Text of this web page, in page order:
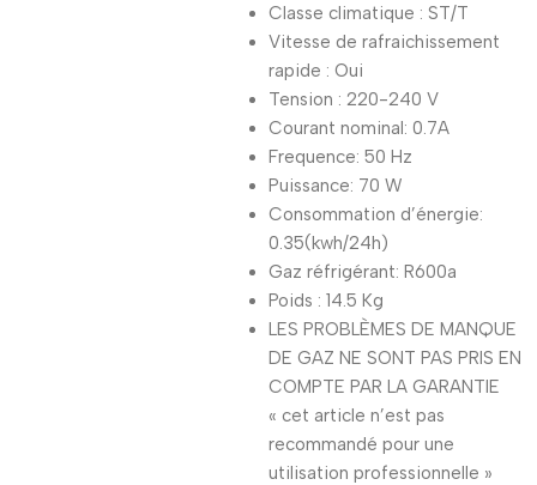
Classe climatique : ST/T
Vitesse de rafraichissement
rapide : Oui
Tension : 220-240 V
Courant nominal: 0.7A
Frequence: 50 Hz
Puissance: 70 W
Consommation d’énergie:
0.35(kwh/24h)
Gaz réfrigérant: R600a
Poids : 14.5 Kg
LES PROBLÈMES DE MANQUE
DE GAZ NE SONT PAS PRIS EN
COMPTE PAR LA GARANTIE
« cet article n’est pas
recommandé pour une
utilisation professionnelle »